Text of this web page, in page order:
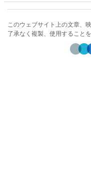
このウェブサイト上の文章、
了承なく複製、使用することを